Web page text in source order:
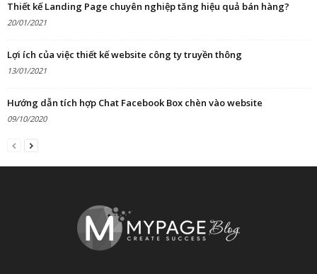
Thiết kế Landing Page chuyên nghiệp tăng hiệu quả bán hàng?
20/01/2021
Lợi ích của việc thiết kế website công ty truyền thông
13/01/2021
Hướng dẫn tích hợp Chat Facebook Box chèn vào website
09/10/2020